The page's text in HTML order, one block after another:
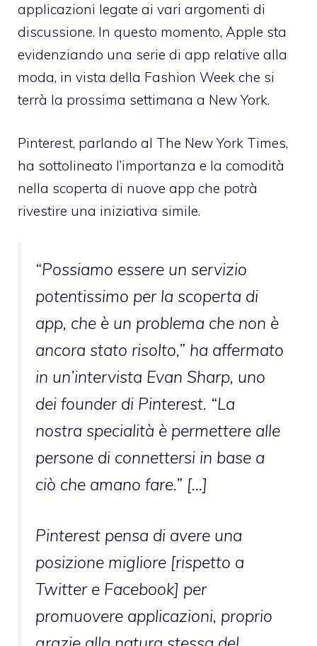
applicazioni legate ai vari argomenti di
discussione. In questo momento, Apple sta
evidenziando una serie di app relative alla
moda, in vista della Fashion Week che si
terrà la prossima settimana a New York.
Pinterest, parlando al The New York Times,
ha sottolineato l’importanza e la comodità
nella scoperta di nuove app che potrà
rivestire una iniziativa simile.
“Possiamo essere un servizio
potentissimo per la scoperta di
app, che è un problema che non è
ancora stato risolto,” ha affermato
in un’intervista Evan Sharp, uno
dei founder di Pinterest. “La
nostra specialità è permettere alle
persone di connettersi in base a
ciò che amano fare.” […]
Pinterest pensa di avere una
posizione migliore [rispetto a
Twitter e Facebook] per
promuovere applicazioni, proprio